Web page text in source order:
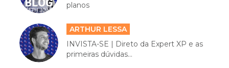
planos
ARTHUR LESSA
INVISTA-SE | Direto da Expert XP e as
primeiras dúvidas...